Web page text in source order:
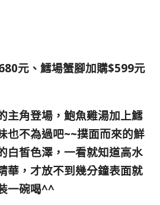
元、鱈場蟹腳加購$599元
主角登場，鮑魚雞湯加上鱈
也不為過吧~~撲面而來的鮮
白皙色澤，一看就知道高水
華，才放不到幾分鐘表面就
一碗喝^^